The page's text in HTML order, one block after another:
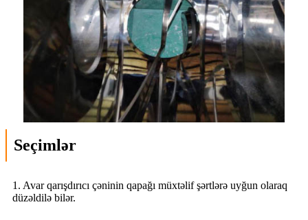
Seçimlər
1. Avar qarışdırıcı çəninin qapağı müxtəlif şərtlərə uyğun olaraq
düzəldilə bilər.